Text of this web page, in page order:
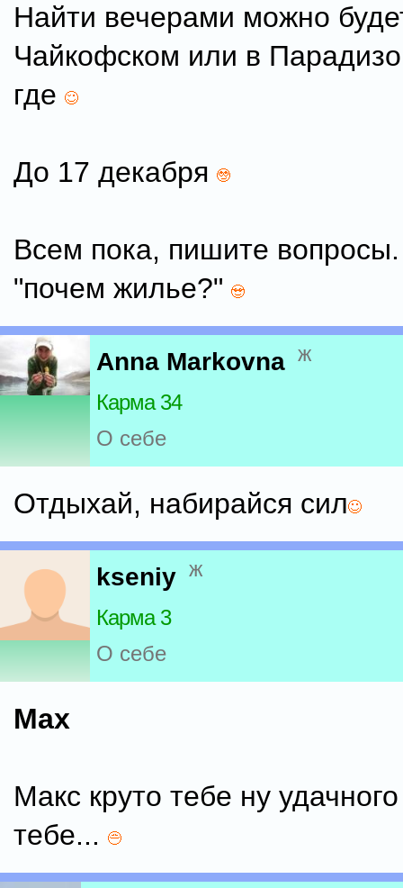
Найти вечерами можно
Чайкофском или в
где
До 17 декабря
Всем пока, пишите
"почем жилье?"
Anna Markovna ж
Карма 34
О себе
Отдыхай, набирайся сил
kseniy ж
Карма 3
О себе
Max
Макс круто тебе ну
тебе...